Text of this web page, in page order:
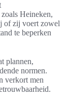
Heineken,
of zij voert zowel
te beperken
plannen,
normen.
verkort men